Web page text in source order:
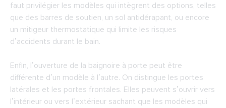
faut privilégier les modèles qui intègrent des options, telles
que des barres de soutien, un sol antidérapant, ou encore
un mitigeur thermostatique qui limite les risques
d’accidents durant le bain.
Enfin, l’ouverture de la baignoire à porte peut être
différente d’un modèle à l’autre. On distingue les portes
latérales et les portes frontales. Elles peuvent s’ouvrir vers
l’intérieur ou vers l’extérieur sachant que les modèles qui